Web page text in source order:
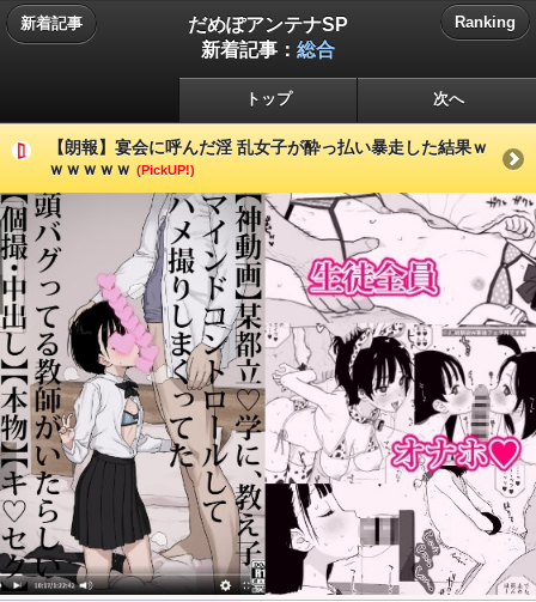
新着記事
だめぽアンテナSP
新着記事： 総合
Ranking
トップ 次へ
【朗報】宴会に呼んだ淫 乱女子が酔っ払い暴走した結果ｗ
ｗｗｗｗｗ (PickUP!)